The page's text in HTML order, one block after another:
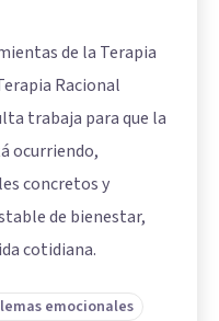
de la Terapia
Racional
trabaja para que la
ocurriendo,
concretos y
de bienestar,
cotidiana.
emocionales